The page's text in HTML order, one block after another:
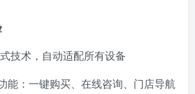
技术，自动适配所有设备
能：一键购买、在线咨询、门店导航